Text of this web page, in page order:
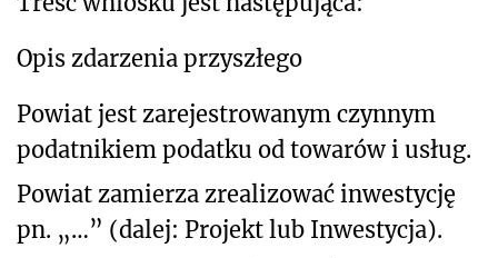
Opis zdarzenia przyszłego
Powiat jest zarejestrowanym czynnym
podatnikiem podatku od towarów i usług.
Powiat zamierza zrealizować inwestycję
pn. „…” (dalej: Projekt lub Inwestycja).